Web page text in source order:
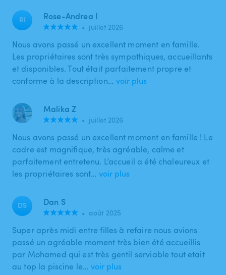
RI Rose-Andrea I
• juillet 2026
Nous avons passé un excellent moment en famille.
Les propriétaires sont très sympathiques, accueillants
et disponibles. Tout était parfaitement propre et
conforme à la description… voir plus
Malika Z
• juillet 2026
Nous avons passé un excellent moment en famille ! Le
cadre est magnifique, très agréable, calme et
parfaitement entretenu. L’accueil a été chaleureux et
les propriétaires sont… voir plus
DS Dan S
• août 2025
Super après midi entre filles à refaire nous avions
passé un agréable moment très bien été accueillis
par Mohamed qui est très gentil serviable tout etait
au top la piscine le… voir plus